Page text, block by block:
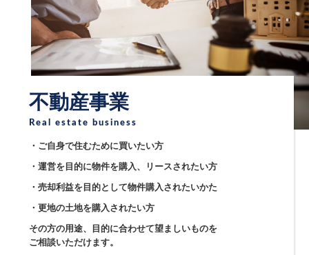
不動産事業
Real estate business
・ご自身で住むために買いたい方
・運営を目的に物件を購入、リースされたい方
・売却利益を目的として物件購入されたいかた
・更地の土地を購入されたい方
その方の用途、目的に合わせて望ましいものを
ご相談いただけます。